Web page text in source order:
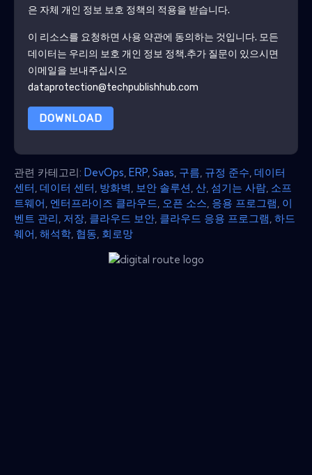
은 자체 개인 정보 보호 정책의 적용을 받습니다.
이 리소스를 요청하면 사용 약관에 동의하는 것입니다. 모든
데이터는 우리의 보호 개인 정보 정책.추가 질문이 있으시면
이메일을 보내주십시오
dataprotection@techpublishhub.com
DOWNLOAD
관련 카테고리: DevOps ERP Saas 구름 규정 준수 데이터
센터 데이터 센터 방화벽 보안 솔루션 산 섬기는 사람 소프
트웨어 엔터프라이즈 클라우드 오픈 소스 응용 프로그램 이
벤트 관리 저장 클라우드 보안 클라우드 응용 프로그램 하드
웨어 해석학 협동 회로망